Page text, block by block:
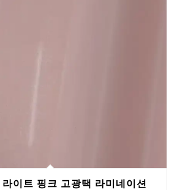
이트 핑크 고광택 라미네이션